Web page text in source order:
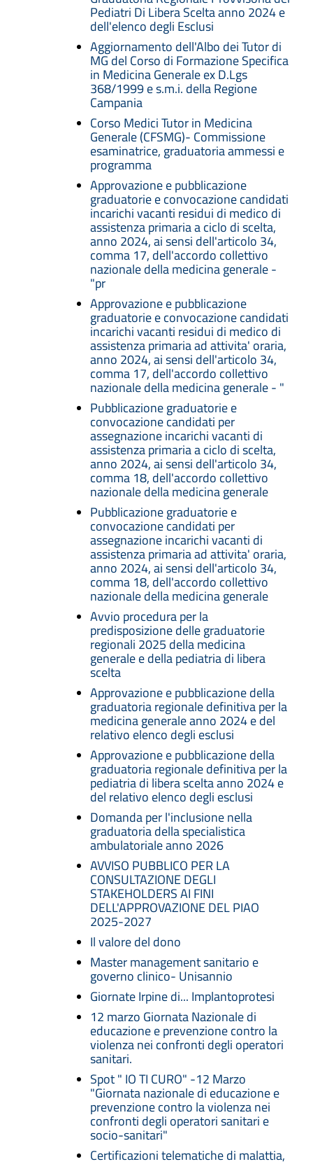
Pediatri Di Libera Scelta anno 2024 e
dell'elenco degli Esclusi
Aggiornamento dell'Albo dei Tutor di
MG del Corso di Formazione Specifica
in Medicina Generale ex D.Lgs
368/1999 e s.m.i. della Regione
Campania
Corso Medici Tutor in Medicina
Generale (CFSMG)- Commissione
esaminatrice, graduatoria ammessi e
programma
Approvazione e pubblicazione
graduatorie e convocazione candidati
incarichi vacanti residui di medico di
assistenza primaria a ciclo di scelta,
anno 2024, ai sensi dell'articolo 34,
comma 17, dell'accordo collettivo
nazionale della medicina generale -
"pr
Approvazione e pubblicazione
graduatorie e convocazione candidati
incarichi vacanti residui di medico di
assistenza primaria ad attivita' oraria,
anno 2024, ai sensi dell'articolo 34,
comma 17, dell'accordo collettivo
nazionale della medicina generale - "
Pubblicazione graduatorie e
convocazione candidati per
assegnazione incarichi vacanti di
assistenza primaria a ciclo di scelta,
anno 2024, ai sensi dell'articolo 34,
comma 18, dell'accordo collettivo
nazionale della medicina generale
Pubblicazione graduatorie e
convocazione candidati per
assegnazione incarichi vacanti di
assistenza primaria ad attivita' oraria,
anno 2024, ai sensi dell'articolo 34,
comma 18, dell'accordo collettivo
nazionale della medicina generale
Avvio procedura per la
predisposizione delle graduatorie
regionali 2025 della medicina
generale e della pediatria di libera
scelta
Approvazione e pubblicazione della
graduatoria regionale definitiva per la
medicina generale anno 2024 e del
relativo elenco degli esclusi
Approvazione e pubblicazione della
graduatoria regionale definitiva per la
pediatria di libera scelta anno 2024 e
del relativo elenco degli esclusi
Domanda per l'inclusione nella
graduatoria della specialistica
ambulatoriale anno 2026
AVVISO PUBBLICO PER LA
CONSULTAZIONE DEGLI
STAKEHOLDERS AI FINI
DELL'APPROVAZIONE DEL PIAO
2025-2027
Il valore del dono
Master management sanitario e
governo clinico- Unisannio
Giornate Irpine di... Implantoprotesi
12 marzo Giornata Nazionale di
educazione e prevenzione contro la
violenza nei confronti degli operatori
sanitari.
Spot " IO TI CURO" -12 Marzo
"Giornata nazionale di educazione e
prevenzione contro la violenza nei
confronti degli operatori sanitari e
socio-sanitari"
Certificazioni telematiche di malattia,